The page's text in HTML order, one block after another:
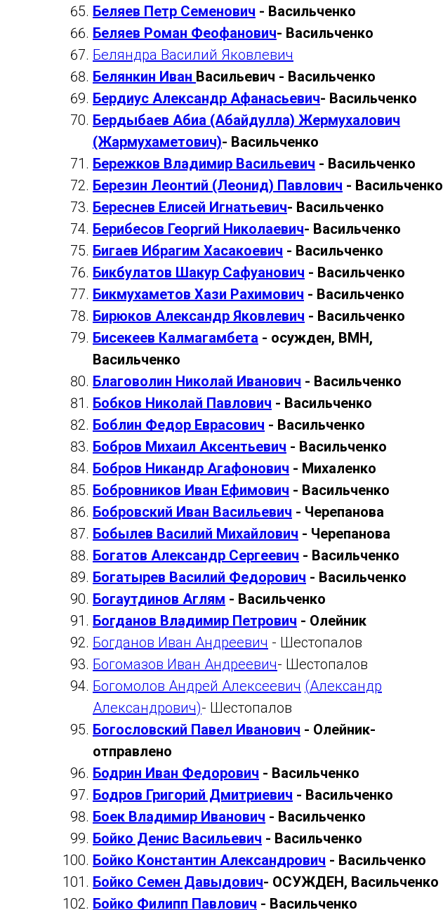
Беляев Петр Семенович - Васильченко
Беляев Роман Феофанович- Васильченко
Беляндра Василий Яковлевич
Белянкин Иван Васильевич - Васильченко
Бердиус Александр Афанасьевич- Васильченко
Бердыбаев Абиа (Абайдулла) Жермухалович
(Жармухаметович)- Васильченко
Бережков Владимир Васильевич - Васильченко
Березин Леонтий (Леонид) Павлович - Васильченко
Береснев Елисей Игнатьевич- Васильченко
Берибесов Георгий Николаевич- Васильченко
Бигаев Ибрагим Хасакоевич - Васильченко
Бикбулатов Шакур Сафуанович - Васильченко
Бикмухаметов Хази Рахимович - Васильченко
Бирюков Александр Яковлевич - Васильченко
Бисекеев Калмагамбета - осужден, ВМН,
Васильченко
Благоволин Николай Иванович - Васильченко
Бобков Николай Павлович - Васильченко
Боблин Федор Еврасович - Васильченко
Бобров Михаил Аксентьевич - Васильченко
Бобров Никандр Агафонович - Михаленко
Бобровников Иван Ефимович - Васильченко
Бобровский Иван Васильевич - Черепанова
Бобылев Василий Михайлович - Черепанова
Богатов Александр Сергеевич - Васильченко
Богатырев Василий Федорович - Васильченко
Богаутдинов Аглям - Васильченко
Богданов Владимир Петрович - Олейник
Богданов Иван Андреевич - Шестопалов
Богомазов Иван Андреевич- Шестопалов
Богомолов Андрей Алексеевич (Александр
Александрович)- Шестопалов
Богословский Павел Иванович - Олейник-
отправлено
Бодрин Иван Федорович - Васильченко
Бодров Григорий Дмитриевич - Васильченко
Боек Владимир Иванович - Васильченко
Бойко Денис Васильевич - Васильченко
Бойко Константин Александрович - Васильченко
Бойко Семен Давыдович- ОСУЖДЕН, Васильченко
Бойко Филипп Павлович - Васильченко